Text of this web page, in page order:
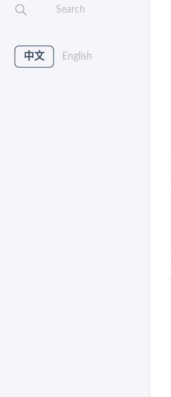
Search
中文 English